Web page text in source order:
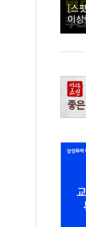
[스
이
직